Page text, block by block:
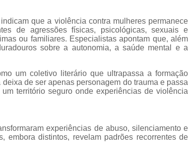
que a violência contra mulheres permanece
de agressões físicas, psicológicas, sexuais e
ou familiares. Especialistas apontam que, além
sobre a autonomia, a saúde mental e a
um coletivo literário que ultrapassa a formação
de ser apenas personagem do trauma e passa
território seguro onde experiências de violência
experiências de abuso, silenciamento e
embora distintos, revelam padrões recorrentes de